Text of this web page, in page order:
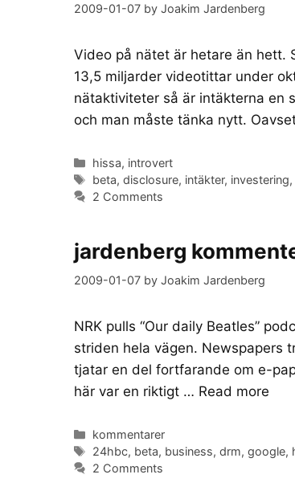
2009-01-07 by Joakim Jardenberg
Video på nätet är hetare än hett.
13,5 miljarder videotittar under
nätaktiviteter så är intäkterna en
och man måste tänka nytt.
Categories
hissa, introvert
Tags
beta,disclosure, intäkter, investering,
2 Comments
jardenberg
2009-01-07 by Joakim Jardenberg
NRK pulls “Our daily Beatles”
striden hela vägen. Newspapers
tjatar en del fortfarande om e-
här var en riktigt … Read more
Categories
kommentarer
Tags
24hbc, beta, business,drm,google,
2 Comments